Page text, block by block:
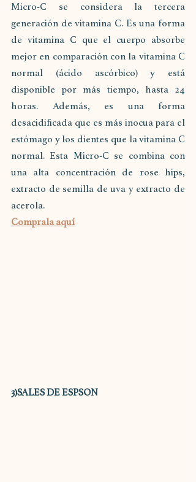
Micro-C se considera la tercera
generación de vitamina C. Es una forma
de vitamina C que el cuerpo absorbe
mejor en comparación con la vitamina C
normal (ácido ascórbico) y está
disponible por más tiempo, hasta 24
horas. Además, es una forma
desacidificada que es más inocua para el
estómago y los dientes que la vitamina C
normal. Esta Micro-C se combina con
una alta concentración de rose hips,
extracto de semilla de uva y extracto de
acerola.
Comprala aquí
3)SALES DE ESPSON